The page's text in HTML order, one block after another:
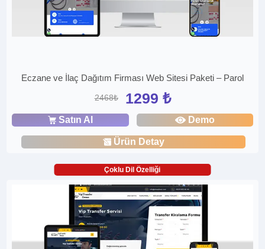
Eczane ve İlaç Dağıtım Firması Web Sitesi Paketi – Parol
2468₺ 1299 ₺
Satın Al Demo
Ürün Detay
Çoklu Dil Özelliği